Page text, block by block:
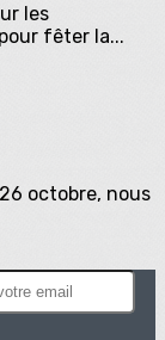
les
fêter la...
octobre, nous